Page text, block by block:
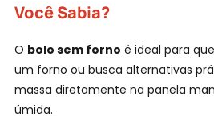
Você Sabia?
O bolo sem forno é ideal para
um forno ou busca alternativas
massa diretamente na panela
úmida.